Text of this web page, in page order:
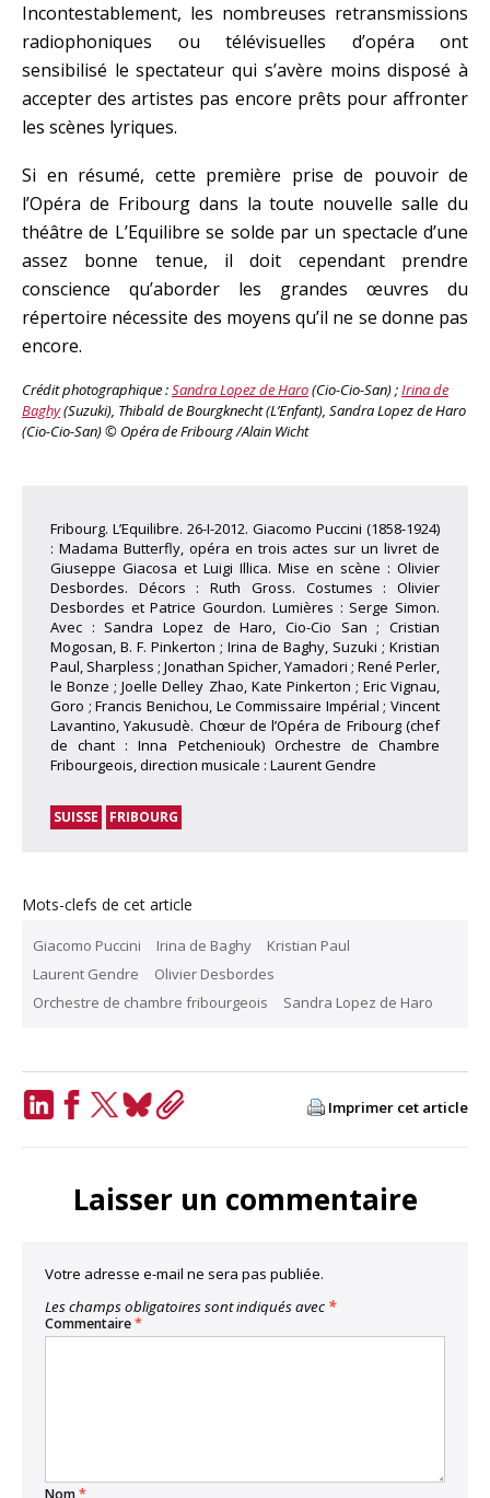
Incontestablement, les nombreuses retransmissions
radiophoniques ou télévisuelles d’opéra ont
sensibilisé le spectateur qui s’avère moins disposé à
accepter des artistes pas encore prêts pour affronter
les scènes lyriques.
Si en résumé, cette première prise de pouvoir de
l’Opéra de Fribourg dans la toute nouvelle salle du
théâtre de L’Equilibre se solde par un spectacle d’une
assez bonne tenue, il doit cependant prendre
conscience qu’aborder les grandes œuvres du
répertoire nécessite des moyens qu’il ne se donne pas
encore.
Crédit photographique :Sandra Lopez de Haro(Cio-Cio-San) ;Irina de
Baghy(Suzuki), Thibald de Bourgknecht (L’Enfant), Sandra Lopez de Haro
(Cio-Cio-San) © Opéra de Fribourg /Alain Wicht
Fribourg. L’Equilibre. 26-I-2012. Giacomo Puccini (1858-1924)
: Madama Butterfly, opéra en trois actes sur un livret de
Giuseppe Giacosa et Luigi Illica. Mise en scène : Olivier
Desbordes. Décors : Ruth Gross. Costumes : Olivier
Desbordes et Patrice Gourdon. Lumières : Serge Simon.
Avec : Sandra Lopez de Haro, Cio-Cio San ; Cristian
Mogosan, B. F. Pinkerton ; Irina de Baghy, Suzuki ; Kristian
Paul, Sharpless ; Jonathan Spicher, Yamadori ; René Perler,
le Bonze ; Joelle Delley Zhao, Kate Pinkerton ; Eric Vignau,
Goro ; Francis Benichou, Le Commissaire Impérial ; Vincent
Lavantino, Yakusudè. Chœur de l’Opéra de Fribourg (chef
de chant : Inna Petcheniouk) Orchestre de Chambre
Fribourgeois, direction musicale : Laurent Gendre
SUISSE FRIBOURG
Mots-clefs de cet article
Giacomo Puccini Irina de Baghy
Kristian Paul
Laurent Gendre
Olivier Desbordes
Orchestre de chambre fribourgeois
Sandra Lopez de Haro
Imprimer cet article
Laisser un commentaire
Votre adresse e-mail ne sera pas publiée.
Les champs obligatoires sont indiqués avec *
Commentaire*
Nom*